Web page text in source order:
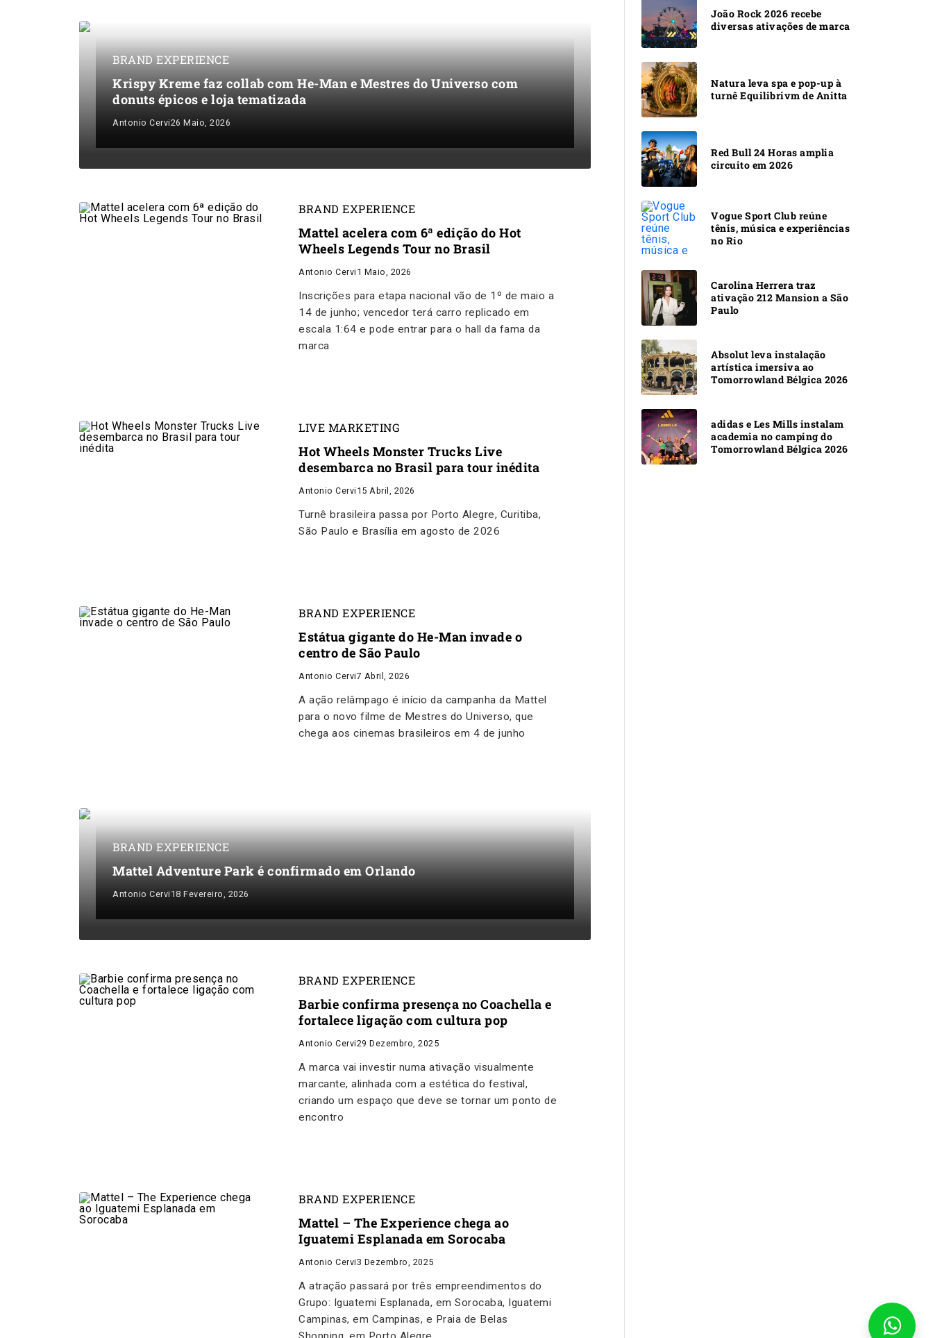
BRAND EXPERIENCE
Krispy Kreme faz collab com He-Man e Mestres do Universo com
donuts épicos e loja tematizada
Antonio Cervi26 Maio, 2026
BRAND EXPERIENCE
Mattel acelera com 6ª edição do Hot
Wheels Legends Tour no Brasil
Antonio Cervi 1 Maio, 2026
Inscrições para etapa nacional vão de 1º de maio a
14 de junho; vencedor terá carro replicado em
escala 1:64 e pode entrar para o hall da fama da
marca
LIVE MARKETING
Hot Wheels Monster Trucks Live
desembarca no Brasil para tour inédita
Antonio Cervi 15 Abril, 2026
Turnê brasileira passa por Porto Alegre, Curitiba,
São Paulo e Brasília em agosto de 2026
BRAND EXPERIENCE
Estátua gigante do He-Man invade o
centro de São Paulo
Antonio Cervi7 Abril, 2026
A ação relâmpago é início da campanha da Mattel
para o novo filme de Mestres do Universo, que
chega aos cinemas brasileiros em 4 de junho
BRAND EXPERIENCE
Mattel Adventure Park é confirmado em Orlando
Antonio Cervi18 Fevereiro, 2026
BRAND EXPERIENCE
Barbie confirma presença no Coachella e
fortalece ligação com cultura pop
Antonio Cervi29 Dezembro, 2025
A marca vai investir numa ativação visualmente
marcante, alinhada com a estética do festival,
criando um espaço que deve se tornar um ponto de
encontro
BRAND EXPERIENCE
Mattel – The Experience chega ao
Iguatemi Esplanada em Sorocaba
Antonio Cervi3 Dezembro, 2025
A atração passará por três empreendimentos do
Grupo: Iguatemi Esplanada, em Sorocaba, Iguatemi
Campinas, em Campinas, e Praia de Belas
João Rock 2026 recebe
diversas ativações de marca
Natura leva spa e pop-up à
turnê Equilibrivm de Anitta
Red Bull 24 Horas amplia
circuito em 2026
Vogue Sport Club reúne
tênis, música e experiências
no Rio
Carolina Herrera traz
ativação 212 Mansion a São
Paulo
Absolut leva instalação
artística imersiva ao
Tomorrowland Bélgica 2026
adidas e Les Mills instalam
academia no camping do
Tomorrowland Bélgica 2026